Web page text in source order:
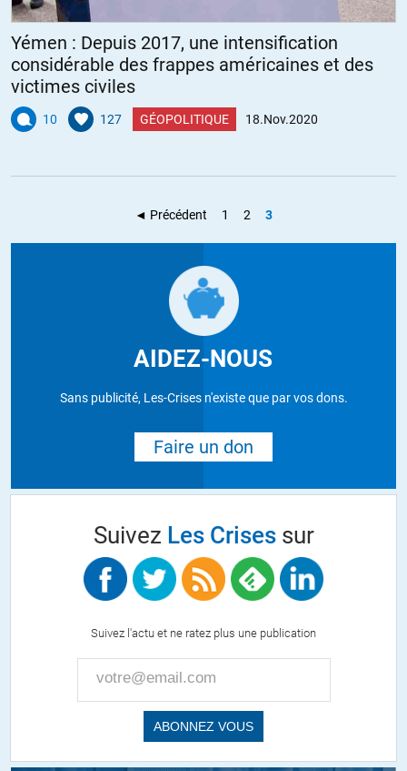
Yémen : Depuis 2017, une intensification
considérable des frappes américaines et des
victimes civiles
10 127 GÉOPOLITIQUE 18.Nov.2020
◄ Précédent 1 2 3
AIDEZ-NOUS
Sans publicité, Les-Crises n'existe que par vos dons.
Faire un don
Suivez Les Crisessur
Suivez l'actu et ne ratez plus une publication